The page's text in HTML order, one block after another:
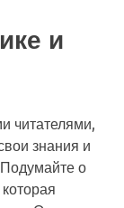
и
читателями,
знания и
о